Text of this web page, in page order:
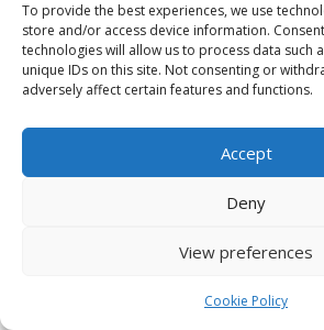
To provide the best experiences, we use
store and/or access device information.
technologies will allow us to process data such
unique IDs on this site. Not consenting or
adversely affect certain features and functions.
Accept
Deny
View preferences
Cookie Policy